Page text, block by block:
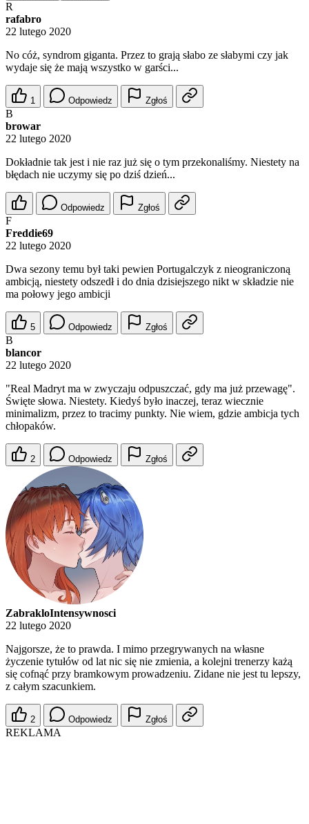
R
rafabro
22 lutego 2020
No cóż, syndrom giganta. Przez to grają słabo ze słabymi czy jak
wydaje się że mają wszystko w garści...
1 Odpowiedz Zgłoś
B
browar
22 lutego 2020
Dokładnie tak jest i nie raz już się o tym przekonaliśmy. Niestety na
błędach nie uczymy się po dziś dzień...
Odpowiedz Zgłoś
F
Freddie69
22 lutego 2020
Dwa sezony temu był taki pewien Portugalczyk z nieograniczoną
ambicją, niestety odszedł i do dnia dzisiejszego nikt w składzie nie
ma połowy jego ambicji
5 Odpowiedz Zgłoś
B
blancor
22 lutego 2020
"Real Madryt ma w zwyczaju odpuszczać, gdy ma już przewagę".
Święte słowa. Niestety. Kiedyś było inaczej, teraz wiecznie
minimalizm, przez to tracimy punkty. Nie wiem, gdzie ambicja tych
chłopaków.
2 Odpowiedz Zgłoś
ZabrakloIntensywnosci
22 lutego 2020
Najgorsze, że to prawda. I mimo przegrywanych na własne
życzenie tytułów od lat nic się nie zmienia, a kolejni trenerzy każą
się cofnąć przy bramkowym prowadzeniu. Zidane nie jest tu lepszy,
z całym szacunkiem.
2 Odpowiedz Zgłoś
REKLAMA